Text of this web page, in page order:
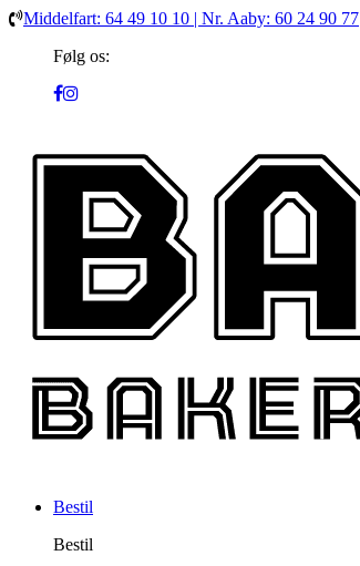
Middelfart: 64 49 10 10 | Nr. Aaby: 60 24 90 77
Følg os:
Bestil
Bestil